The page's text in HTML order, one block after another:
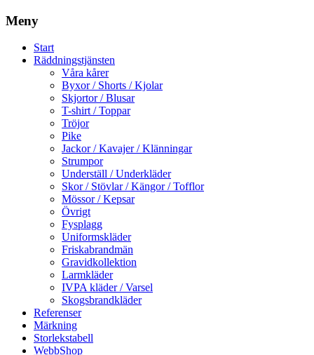
Meny
Start
Räddningstjänsten
Våra kårer
Byxor / Shorts / Kjolar
Skjortor / Blusar
T-shirt / Toppar
Tröjor
Pike
Jackor / Kavajer / Klänningar
Strumpor
Underställ / Underkläder
Skor / Stövlar / Kängor / Tofflor
Mössor / Kepsar
Övrigt
Fysplagg
Uniformskläder
Friskabrandmän
Gravidkollektion
Larmkläder
IVPA kläder / Varsel
Skogsbrandkläder
Referenser
Märkning
Storlekstabell
WebbShop